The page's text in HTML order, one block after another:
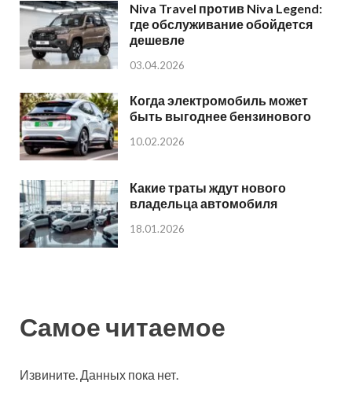
Niva Travel против Niva Legend:
где обслуживание обойдется
дешевле
03.04.2026
Когда электромобиль может
быть выгоднее бензинового
10.02.2026
Какие траты ждут нового
владельца автомобиля
18.01.2026
Самое читаемое
Извините. Данных пока нет.